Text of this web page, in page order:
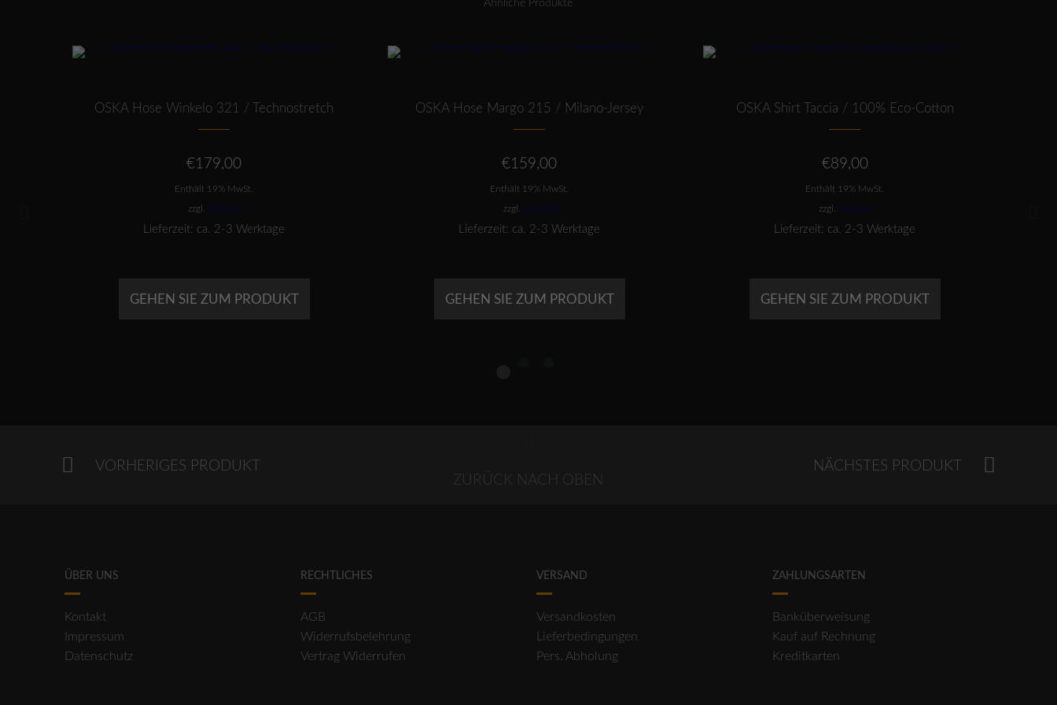
Ähnliche Produkte
Dieses Produkt weist mehrere Varianten auf. Die Optionen können auf der Produktseite gewählt werden
OSKA Hose Winkelo 321 / Technostretch
€179,00
Enthält 19% MwSt.
zzgl. Versand
Lieferzeit: ca. 2-3 Werktage
GEHEN SIE ZUM PRODUKT
Dieses Produkt weist mehrere Varianten auf. Die Optionen können auf der Produktseite gewählt werden
OSKA Hose Margo 215 / Milano-Jersey
€159,00
Enthält 19% MwSt.
zzgl. Versand
Lieferzeit: ca. 2-3 Werktage
GEHEN SIE ZUM PRODUKT
Dieses Produkt weist mehrere Varianten auf. Die Optionen können auf der Produktseite gewählt werden
OSKA Shirt Taccia / 100% Eco-Cotton
€89,00
Enthält 19% MwSt.
zzgl. Versand
Lieferzeit: ca. 2-3 Werktage
GEHEN SIE ZUM PRODUKT
VORHERIGES PRODUKT
NÄCHSTES PRODUKT
ZURÜCK NACH OBEN
ÜBER UNS
Kontakt
Impressum
Datenschutz
RECHTLICHES
AGB
Widerrufsbelehrung
Vertrag Widerrufen
VERSAND
Versandkosten
Lieferbedingungen
Pers. Abholung
ZAHLUNGSARTEN
Banküberweisung
Kauf auf Rechnung
Kreditkarten